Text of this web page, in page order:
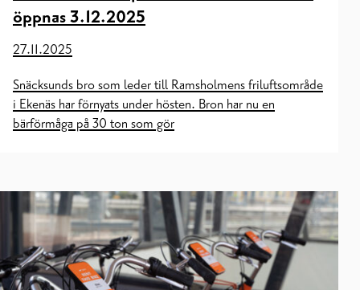
öppnas 3.12.2025
27.11.2025
Snäcksunds bro som leder till Ramsholmens friluftsområde
i Ekenäs har förnyats under hösten. Bron har nu en
bärförmåga på 30 ton som gör